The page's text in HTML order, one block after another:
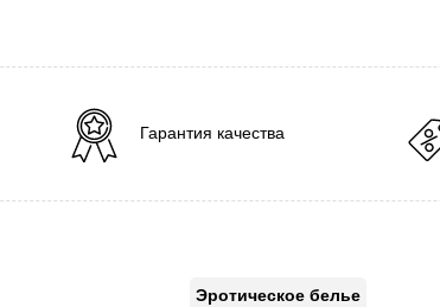
Гарантия качества
Эротическое белье